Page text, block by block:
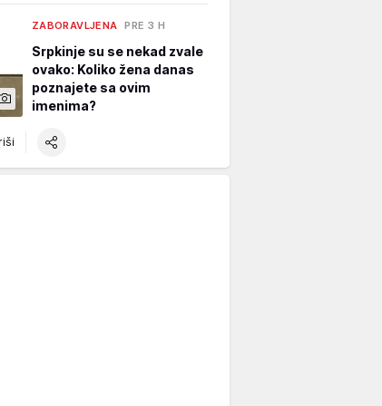
ZABORAVLJENA PRE 3 H
Srpkinje su se nekad zvale
ovako: Koliko žena danas
poznajete sa ovim
imenima?